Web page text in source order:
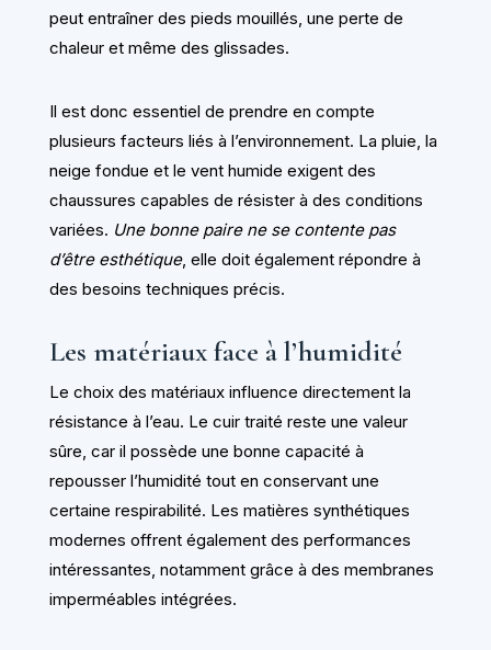
peut entraîner des pieds mouillés, une perte de
chaleur et même des glissades.
Il est donc essentiel de prendre en compte
plusieurs facteurs liés à l’environnement. La pluie, la
neige fondue et le vent humide exigent des
chaussures capables de résister à des conditions
variées. Une bonne paire ne se contente pas
d’être esthétique, elle doit également répondre à
des besoins techniques précis.
Les matériaux face à l’humidité
Le choix des matériaux influence directement la
résistance à l’eau. Le cuir traité reste une valeur
sûre, car il possède une bonne capacité à
repousser l’humidité tout en conservant une
certaine respirabilité. Les matières synthétiques
modernes offrent également des performances
intéressantes, notamment grâce à des membranes
imperméables intégrées.